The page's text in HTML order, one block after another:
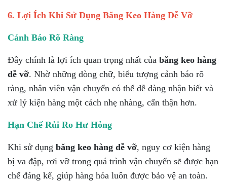
6. Lợi Ích Khi Sử Dụng Băng Keo Hàng Dễ Vỡ
Cảnh Báo Rõ Ràng
Đây chính là lợi ích quan trọng nhất của băng keo hàng
dễ vỡ. Nhờ những dòng chữ, biểu tượng cảnh báo rõ
ràng, nhân viên vận chuyển có thể dễ dàng nhận biết và
xử lý kiện hàng một cách nhẹ nhàng, cẩn thận hơn.
Hạn Chế Rủi Ro Hư Hỏng
Khi sử dụng băng keo hàng dễ vỡ, nguy cơ kiện hàng
bị va đập, rơi vỡ trong quá trình vận chuyển sẽ được hạn
chế đáng kể, giúp hàng hóa luôn được bảo vệ an toàn.